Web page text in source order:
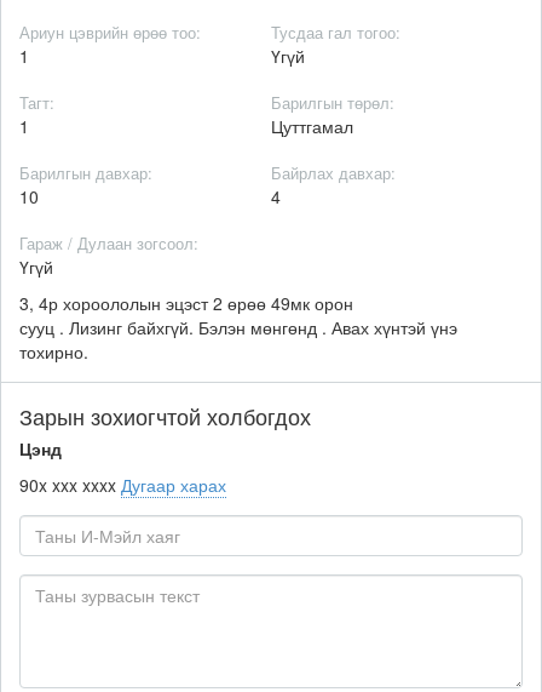
Ариун цэврийн өрөө тоо:
1
Тусдаа гал тогоо:
Үгүй
Тагт:
1
Барилгын төрөл:
Цуттгамал
Барилгын давхар:
10
Байрлах давхар:
4
Гараж / Дулаан зогсоол:
Үгүй
3, 4р хороололын эцэст 2 өрөө 49мк орон
сууц . Лизинг байхгүй. Бэлэн мөнгөнд . Авах хүнтэй үнэ
тохирно.
Зарын зохиогчтой холбогдох
Цэнд
90x xxx xxxx Дугаар харах